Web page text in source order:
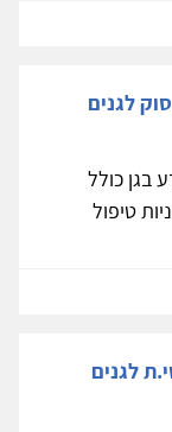
לגנים
בגן כולל
טיפול
לגנים